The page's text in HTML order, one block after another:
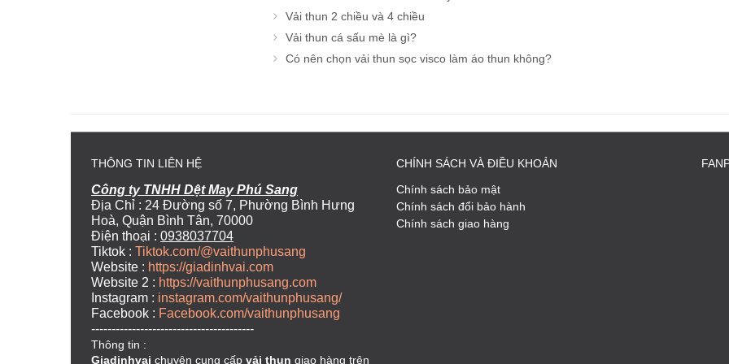
Vải thun 2 chiều và 4 chiều
Vải thun cá sấu mè là gì?
Có nên chọn vải thun sọc visco làm áo thun không?
THÔNG TIN LIÊN HỆ
Công ty TNHH Dệt May Phú Sang
Địa Chỉ : 24 Đường số 7, Phường Bình Hưng
Hoà, Quận Bình Tân, 70000
Điện thoại : 0938037704
Tiktok : Tiktok.com/@vaithunphusang
Website : https://giadinhvai.com
Website 2 : https://vaithunphusang.com
Instagram : instagram.com/vaithunphusang/
Facebook : Facebook.com/vaithunphusang
----------------------------------------
Thông tin :
Giadinhvai chuyên cung cấp vải thun giao hàng trên
CHÍNH SÁCH VÀ ĐIỀU KHOẢN
Chính sách bảo mật
Chính sách đổi bảo hành
Chính sách giao hàng